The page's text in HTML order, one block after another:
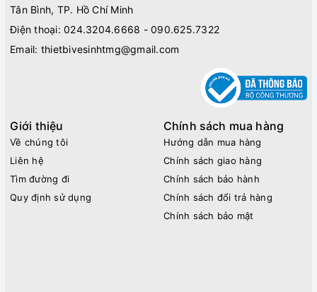
Tân Bình, TP. Hồ Chí Minh
Điện thoại: 024.3204.6668 - 090.625.7322
Email: thietbivesinhtmg@gmail.com
Giới thiệu
Về chúng tôi
Liên hệ
Tìm đường đi
Quy định sử dụng
Chính sách mua hàng
Hướng dẫn mua hàng
Chính sách giao hàng
Chính sách bảo hành
Chính sách đổi trả hàng
Chính sách bảo mật